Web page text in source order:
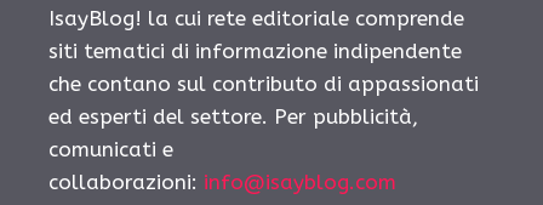
IsayBlog! la cui rete editoriale comprende
siti tematici di informazione indipendente
che contano sul contributo di appassionati
ed esperti del settore. Per pubblicità,
comunicati e
collaborazioni: info@isayblog.com